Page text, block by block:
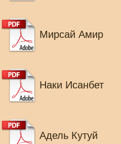
Мирсай Амир
Наки Исанбет
Адель Кутуй